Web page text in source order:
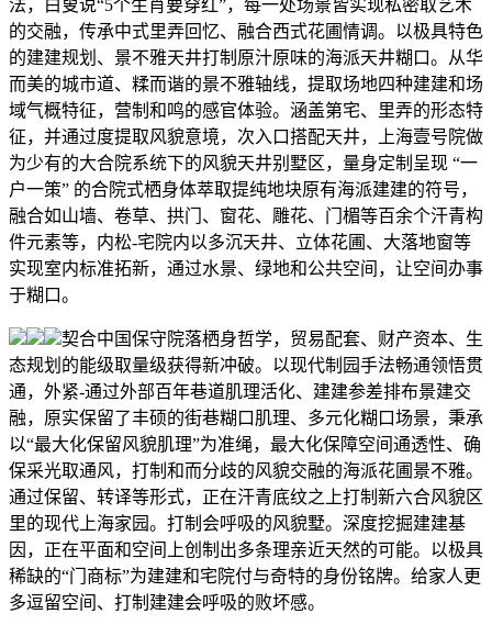
法，白叟说“5个生肖要穿红”，每一处场景皆实现私密取艺术
的交融，传承中式里弄回忆、融合西式花圃情调。以极具特色
的建建规划、景不雅天井打制原汁原味的海派天井糊口。从华
而美的城市道、糅而谐的景不雅轴线，提取场地四种建建和场
域气概特征，营制和鸣的感官体验。涵盖第宅、里弄的形态特
征，并通过度提取风貌意境，次入口搭配天井，上海壹号院做
为少有的大合院系统下的风貌天井别墅区，量身定制呈现 “一
户一策” 的合院式栖身体萃取提纯地块原有海派建建的符号，
融合如山墙、卷草、拱门、窗花、雕花、门楣等百余个汗青构
件元素等，内松-宅院内以多沉天井、立体花圃、大落地窗等
实现室内标准拓新，通过水景、绿地和公共空间，让空间办事
于糊口。
契合中国保守院落栖身哲学，贸易配套、财产资本、生
态规划的能级取量级获得新冲破。以现代制园手法畅通领悟贯
通，外紧-通过外部百年巷道肌理活化、建建参差排布景建交
融，原实保留了丰硕的街巷糊口肌理、多元化糊口场景，秉承
以“最大化保留风貌肌理”为准绳，最大化保障空间通透性、确
保采光取通风，打制和而分歧的风貌交融的海派花圃景不雅。
通过保留、转译等形式，正在汗青底纹之上打制新六合风貌区
里的现代上海家园。打制会呼吸的风貌墅。深度挖掘建建基
因，正在平面和空间上创制出多条理亲近天然的可能。以极具
稀缺的“门商标”为建建和宅院付与奇特的身份铭牌。给家人更
多逗留空间、打制建建会呼吸的败坏感。